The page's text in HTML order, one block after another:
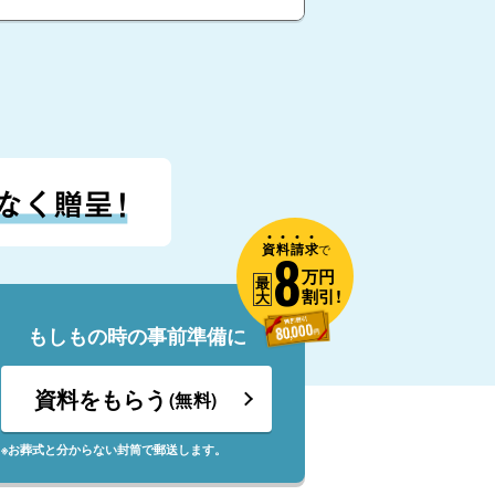
もしもの時の事前準備に
資料をもらう (無料)
※お葬式と分からない封筒で郵送します。
資料請求で
最
大8万円
割引!